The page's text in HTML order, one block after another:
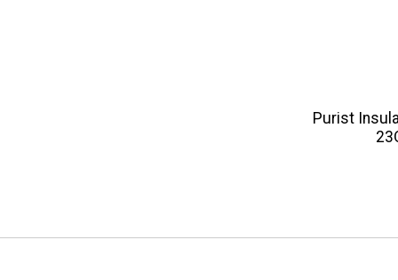
Purist